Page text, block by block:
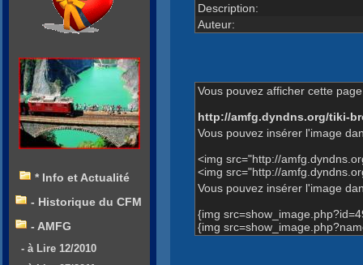
Description:
Auteur:
Vous pouvez afficher cette
http://amfg.dyndns.org/tiki-
Vous pouvez insérer l'image
<img src="http://
<img src="http://
Vous pouvez insérer l'image
{img
{img
* Info et Actualité
- Historique du CFM
- AMFG
- à Lire 12/2010